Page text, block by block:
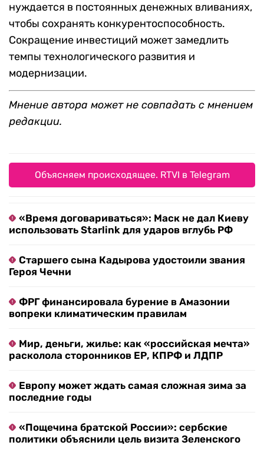
нуждается в постоянных денежных вливаниях,
чтобы сохранять конкурентоспособность.
Сокращение инвестиций может замедлить
темпы технологического развития и
модернизации.
Мнение автора может не совпадать с мнением
редакции.
Объясняем происходящее. RTVI в Telegram
«Время договариваться»: Маск не дал Киеву
использовать Starlink для ударов вглубь РФ
Старшего сына Кадырова удостоили звания
Героя Чечни
ФРГ финансировала бурение в Амазонии
вопреки климатическим правилам
Мир, деньги, жилье: как «российская мечта»
расколола сторонников ЕР, КПРФ и ЛДПР
Европу может ждать самая сложная зима за
последние годы
«Пощечина братской России»: сербские
политики объяснили цель визита Зеленского